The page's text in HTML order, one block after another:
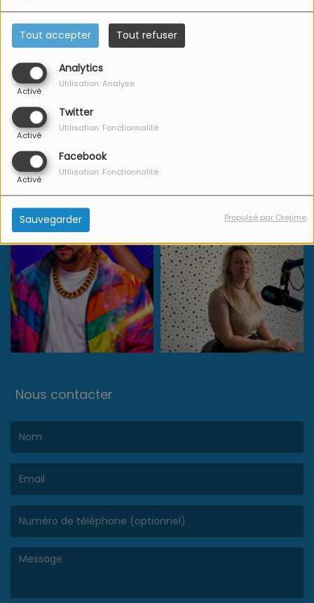
Tout accepter Tout refuser
Analytics
Activé
Utilisation: Analyse
Twitter
Activé
Utilisation: Fonctionnalité
Facebook
Activé
Utilisation: Fonctionnalité
Sauvegarder Propulsé par Orejime
Nous contacter